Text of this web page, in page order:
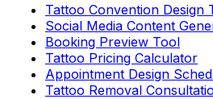
Tattoo Convention Design
Social Media Content
Booking Preview Tool
Tattoo Pricing Calculator
Appointment Design
Tattoo Removal